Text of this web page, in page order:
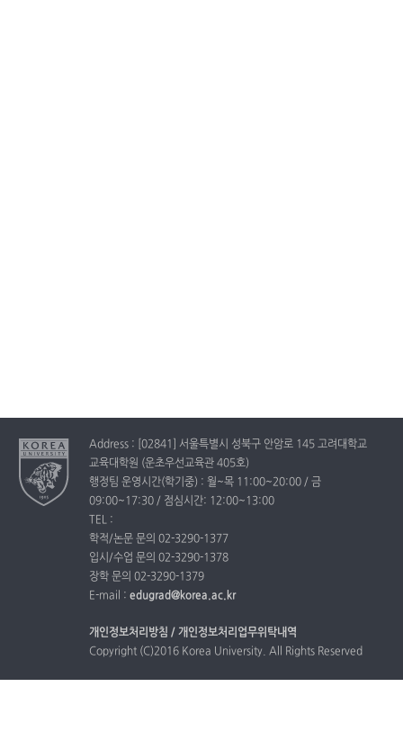
Address : [02841] 서울특별시 성북구 안암로 145 고려대학교
교육대학원 (운초우선교육관 405호)
행정팀 운영시간(학기중) : 월~목 11:00~20:00 / 금
09:00~17:30 / 점심시간: 12:00~13:00
TEL :
학적/논문 문의 02-3290-1377
입시/수업 문의 02-3290-1378
장학 문의 02-3290-1379
E-mail : edugrad@korea.ac.kr
개인정보처리방침 / 개인정보처리업무위탁내역
Copyright (C)2016 Korea University. All Rights Reserved